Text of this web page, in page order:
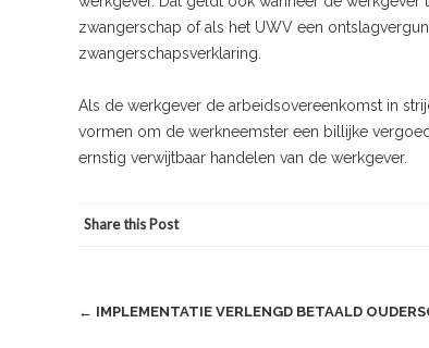
zwangerschap of als het UWV een
zwangerschapsverklaring.
Als de werkgever de arbeidsovereenkomst in
vormen om de werkneemster een billijke
ernstig verwijtbaar handelen van de werkgever.
Share this Post
Post
← IMPLEMENTATIE VERLENGD BETAALD